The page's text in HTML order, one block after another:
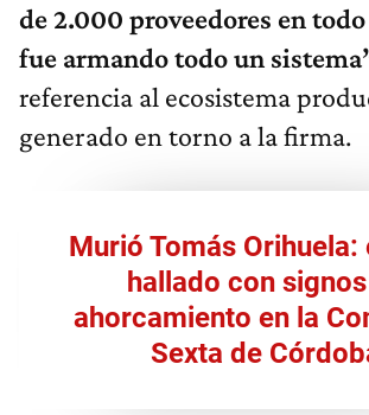
de 2.000 proveedores en
fue armando todo un
referencia al ecosistema
generado en torno a la firma.
Murió Tomás Orihuela:
hallado con
ahorcamiento en la
Sexta de